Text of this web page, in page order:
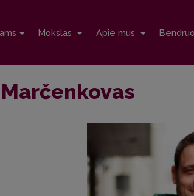
Mokslas Apie mus